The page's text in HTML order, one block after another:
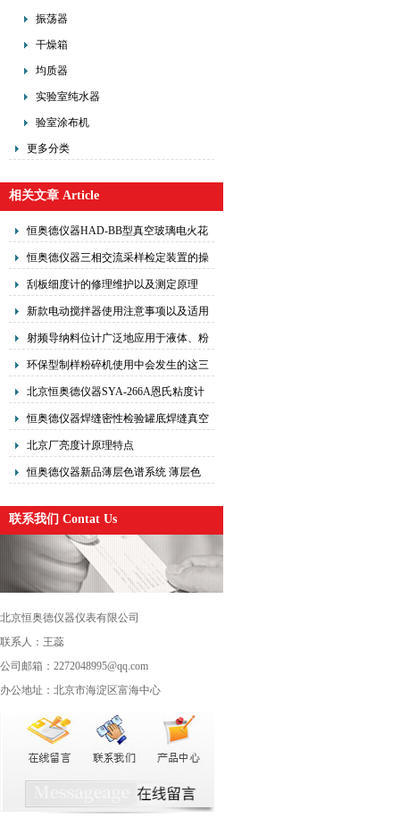
振荡器
干燥箱
均质器
实验室纯水器
验室涂布机
更多分类
相关文章 Article
恒奥德仪器HAD-BB型真空玻璃电火花
真空检测器使用注意事项以及工作原理
恒奥德仪器三相交流采样检定装置的操
作使用主要包括以下步骤和注意事项
刮板细度计的修理维护以及测定原理
新款电动搅拌器使用注意事项以及适用
范围
射频导纳料位计广泛地应用于液体、粉
体、浆体、固体等多种物料的控制。
环保型制样粉碎机使用中会发生的这三
种状况，您都遇到了吗？
北京恒奥德仪器SYA-266A恩氏粘度计
使用方法工作原理
恒奥德仪器焊缝密性检验罐底焊缝真空
检测盒使用方法
北京厂亮度计原理特点
恒奥德仪器新品薄层色谱系统 薄层色
联系我们 Contat Us
北京恒奥德仪器仪表有限公司
联系人：王蕊
公司邮箱：2272048995@qq.com
办公地址：北京市海淀区富海中心